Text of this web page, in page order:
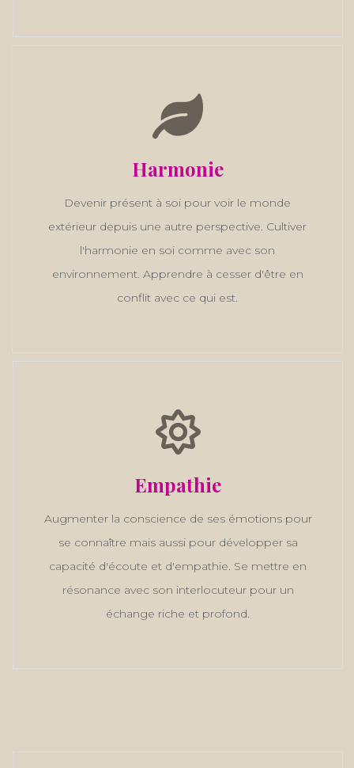
Harmonie
Devenir présent à soi pour voir le monde
extérieur depuis une autre perspective. Cultiver
l'harmonie en soi comme avec son
environnement. Apprendre à cesser d'être en
conflit avec ce qui est.
Empathie
Augmenter la conscience de ses émotions pour
se connaître mais aussi pour développer sa
capacité d'écoute et d'empathie. Se mettre en
résonance avec son interlocuteur pour un
échange riche et profond.